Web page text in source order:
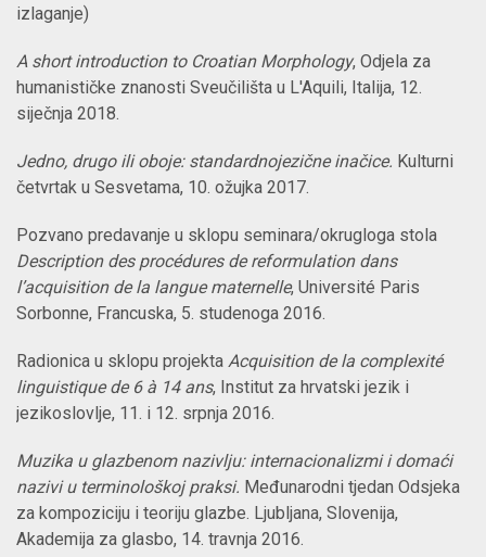
izlaganje)
A short introduction to Croatian Morphology, Odjela za
humanističke znanosti Sveučilišta u L'Aquili, Italija, 12.
siječnja 2018.
Jedno, drugo ili oboje: standardnojezične inačice. Kulturni
četvrtak u Sesvetama, 10. ožujka 2017.
Pozvano predavanje u sklopu seminara/okrugloga stola
Description des procédures de reformulation dans
l’acquisition de la langue maternelle, Université Paris
Sorbonne, Francuska, 5. studenoga 2016.
Radionica u sklopu projekta Acquisition de la complexité
linguistique de 6 à 14 ans, Institut za hrvatski jezik i
jezikoslovlje, 11. i 12. srpnja 2016.
Muzika u glazbenom nazivlju: internacionalizmi i domaći
nazivi u terminološkoj praksi. Međunarodni tjedan Odsjeka
za kompoziciju i teoriju glazbe. Ljubljana, Slovenija,
Akademija za glasbo, 14. travnja 2016.